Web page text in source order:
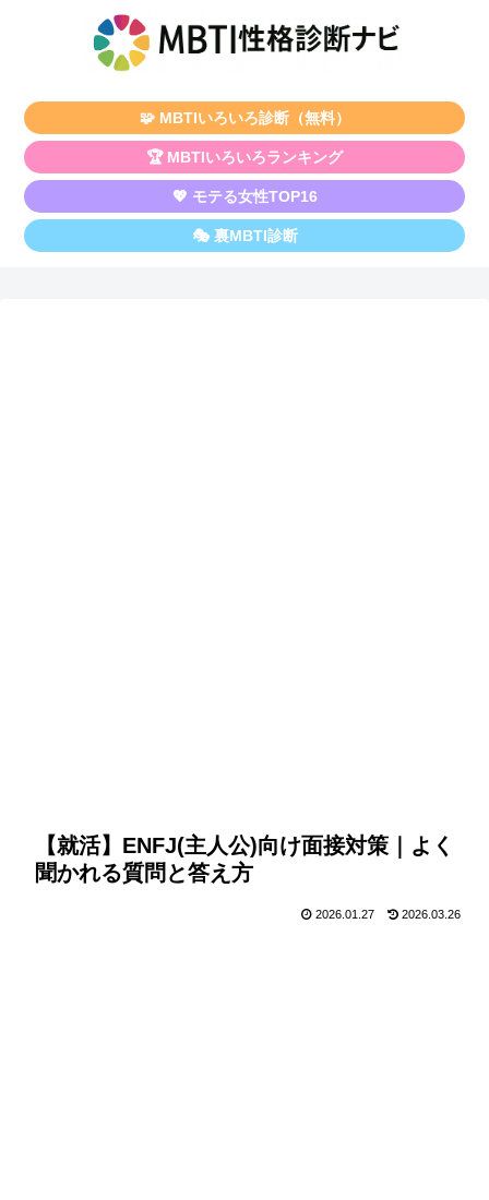
🧩 MBTIいろいろ診断（無料）
🏆 MBTIいろいろランキング
💖 モテる女性TOP16
🎭 裏MBTI診断
【就活】ENFJ(主人公)向け面接対策｜よく
聞かれる質問と答え方
2026.01.27 2026.03.26